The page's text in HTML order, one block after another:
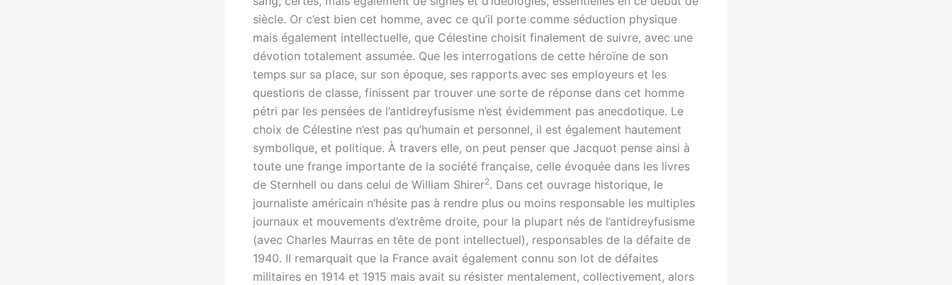
siècle. Or c’est bien cet homme, avec ce qu’il porte comme séduction physique
mais également intellectuelle, que Célestine choisit finalement de suivre, avec une
dévotion totalement assumée. Que les interrogations de cette héroïne de son
temps sur sa place, sur son époque, ses rapports avec ses employeurs et les
questions de classe, finissent par trouver une sorte de réponse dans cet homme
pétri par les pensées de l’antidreyfusisme n’est évidemment pas anecdotique. Le
choix de Célestine n’est pas qu’humain et personnel, il est également hautement
symbolique, et politique. À travers elle, on peut penser que Jacquot pense ainsi à
toute une frange importante de la société française, celle évoquée dans les livres
de Sternhell ou dans celui de William Shirer2. Dans cet ouvrage historique, le
journaliste américain n’hésite pas à rendre plus ou moins responsable les multiples
journaux et mouvements d’extrême droite, pour la plupart nés de l’antidreyfusisme
(avec Charles Maurras en tête de pont intellectuel), responsables de la défaite de
1940. Il remarquait que la France avait également connu son lot de défaites
militaires en 1914 et 1915 mais avait su résister mentalement, collectivement, alors